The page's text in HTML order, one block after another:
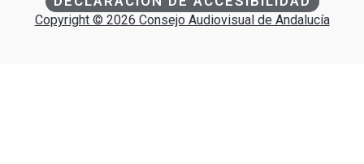
Copyright © 2026 Consejo Audiovisual de Andalucía